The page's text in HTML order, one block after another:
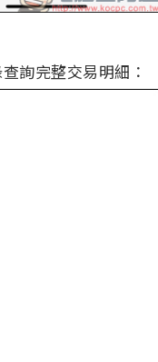
詢完整交易明細：